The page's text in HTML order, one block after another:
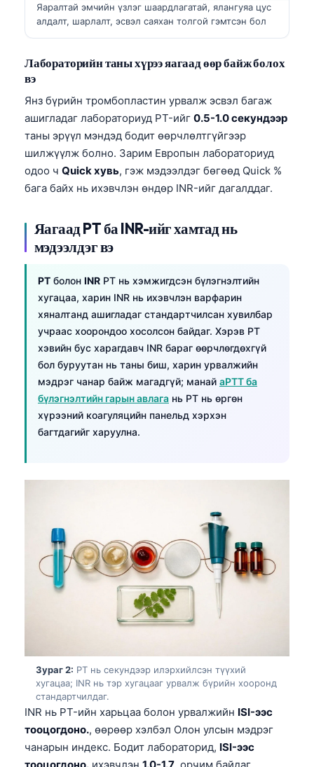
Яаралтай эмчийн үзлэг шаардлагатай, ялангуяа цус
алдалт, шарлалт, эсвэл саяхан толгой гэмтсэн бол
Лабораторийн таны хүрээ яагаад өөр байж болох
вэ
Янз бүрийн тромбопластин урвалж эсвэл багаж
ашигладаг лабораториуд PT-ийг 0.5-1.0 секундээр
таны эрүүл мэндэд бодит өөрчлөлтгүйгээр
шилжүүлж болно. Зарим Европын лабораториуд
одоо ч Quick хувь, гэж мэдээлдэг бөгөөд Quick %
бага байх нь ихэвчлэн өндөр INR-ийг дагалддаг.
Яагаад PT ба INR-ийг хамтад нь
мэдээлдэг вэ
PT болон INR PT нь хэмжигдсэн бүлэгнэлтийн
хугацаа, харин INR нь ихэвчлэн варфарин
хяналтанд ашигладаг стандартчилсан хувилбар
учраас хоорондоо хосолсон байдаг. Хэрэв PT
хэвийн бус харагдавч INR бараг өөрчлөгдөхгүй
бол буруутан нь таны биш, харин урвалжийн
мэдрэг чанар байж магадгүй; манай aPTT ба
бүлэгнэлтийн гарын авлага нь PT нь өргөн
хүрээний коагуляцийн панельд хэрхэн
багтдагийг харуулна.
Зураг 2: PT нь секундээр илэрхийлсэн түүхий
хугацаа; INR нь тэр хугацааг урвалж бүрийн хооронд
стандартчилдаг.
INR нь PT-ийн харьцаа болон урвалжийн ISI-ээс
тооцогдоно., өөрөөр хэлбэл Олон улсын мэдрэг
чанарын индекс. Бодит лабораторид, ISI-ээс